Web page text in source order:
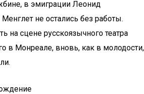
в эмиграции Леонид
не остались без работы.
на сцене русскоязычного театра
в Монреале, вновь, как в молодости,